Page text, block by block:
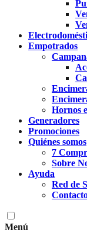
Empotrados
Hornos
Generadores
Promociones
Quiénes somos
7
Sobre
Ayuda
Red de
Menú